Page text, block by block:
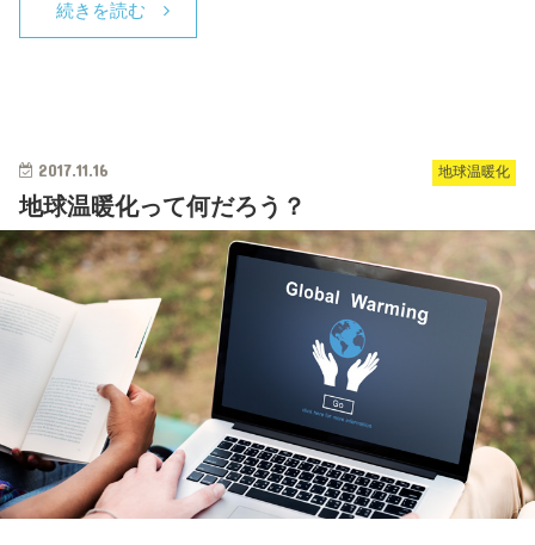
続きを読む
2017.11.16 地球温暖化
地球温暖化って何だろう？